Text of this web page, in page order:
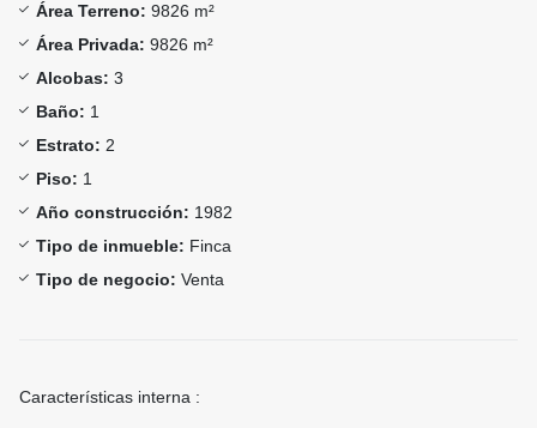
Área Terreno: 9826 m²
Área Privada: 9826 m²
Alcobas: 3
Baño: 1
Estrato: 2
Piso: 1
Año construcción: 1982
Tipo de inmueble: Finca
Tipo de negocio: Venta
Características interna :